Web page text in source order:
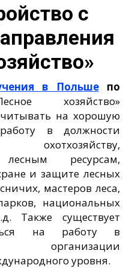
с
в Польшепо
хозяйство»
на хорошую
в должности
лесным ресурсам,
и защите лесных
мастеров леса,
национальных
Также существует
на работу в
организации
уровня.